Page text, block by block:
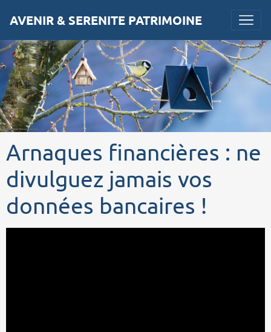
AVENIR & SERENITE PATRIMOINE
Arnaques financières : ne
divulguez jamais vos
données bancaires !